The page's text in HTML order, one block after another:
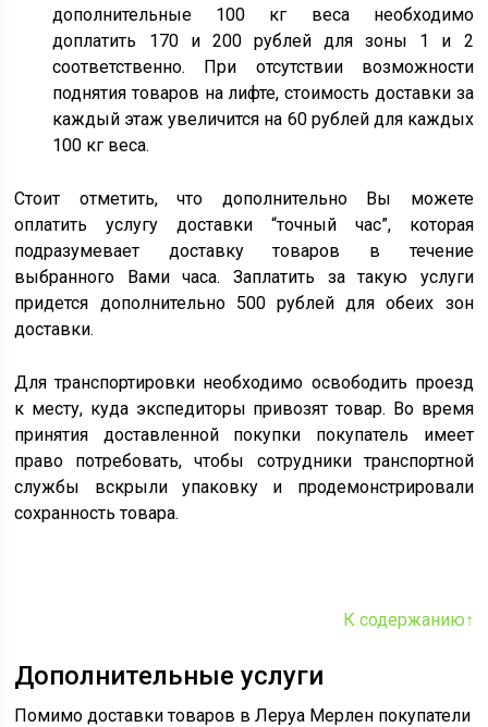
дополнительные 100 кг веса необходимо
доплатить 170 и 200 рублей для зоны 1 и 2
соответственно. При отсутствии возможности
поднятия товаров на лифте, стоимость доставки за
каждый этаж увеличится на 60 рублей для каждых
100 кг веса.
Стоит отметить, что дополнительно Вы можете
оплатить услугу доставки “точный час”, которая
подразумевает доставку товаров в течение
выбранного Вами часа. Заплатить за такую услуги
придется дополнительно 500 рублей для обеих зон
доставки.
Для транспортировки необходимо освободить проезд
к месту, куда экспедиторы привозят товар. Во время
принятия доставленной покупки покупатель имеет
право потребовать, чтобы сотрудники транспортной
службы вскрыли упаковку и продемонстрировали
сохранность товара.
К содержанию↑
Дополнительные услуги
Помимо доставки товаров в Леруа Мерлен покупатели